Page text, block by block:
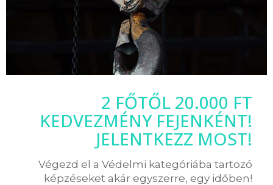
2 FŐTŐL 20.000 FT
KEDVEZMÉNY FEJENKÉNT!
JELENTKEZZ MOST!
Végezd el a Védelmi kategóriába tartozó
képzéseket akár egyszerre, egy időben!